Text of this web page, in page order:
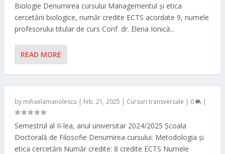
Biologie Denumirea cursului Managementul și etica
cercetării biologice, număr credite ECTS acordate 9, numele
profesorului titular de curs Conf. dr. Elena Ionică...
READ MORE
by mihaelamanolescu | feb. 21, 2025 | Cursuri transversale | 0 |
Semestrul al II-lea, anul universitar 2024/2025 Școala
Doctorală de Filosofie Denumirea cursului: Metodologia și
etica cercetării Număr credite: 8 credite ECTS Numele